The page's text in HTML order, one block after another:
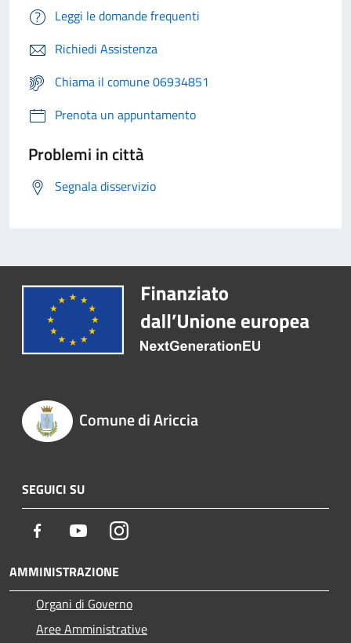
Leggi le domande frequenti
Richiedi Assistenza
Chiama il comune 06934851
Prenota un appuntamento
Problemi in città
Segnala disservizio
Comune di Ariccia
SEGUICI SU
Facebook YoutubeInstagram
AMMINISTRAZIONE
Organi di Governo
Aree Amministrative